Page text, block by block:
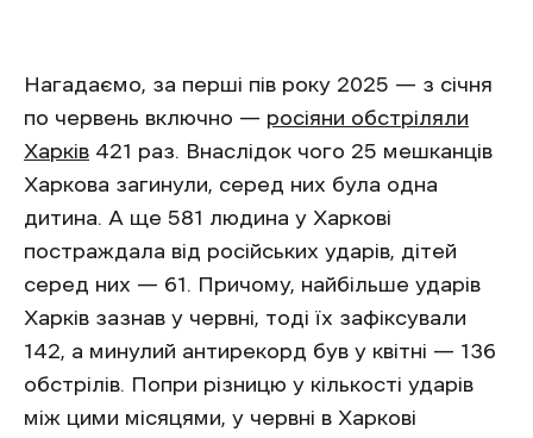
Нагадаємо, за перші пів року 2025 — з січня
по червень включно — росіяни обстріляли
Харків 421 раз. Внаслідок чого 25 мешканців
Харкова загинули, серед них була одна
дитина. А ще 581 людина у Харкові
постраждала від російських ударів, дітей
серед них — 61. Причому, найбільше ударів
Харків зазнав у червні, тоді їх зафіксували
142, а минулий антирекорд був у квітні — 136
обстрілів. Попри різницю у кількості ударів
між цими місяцями, у червні в Харкові